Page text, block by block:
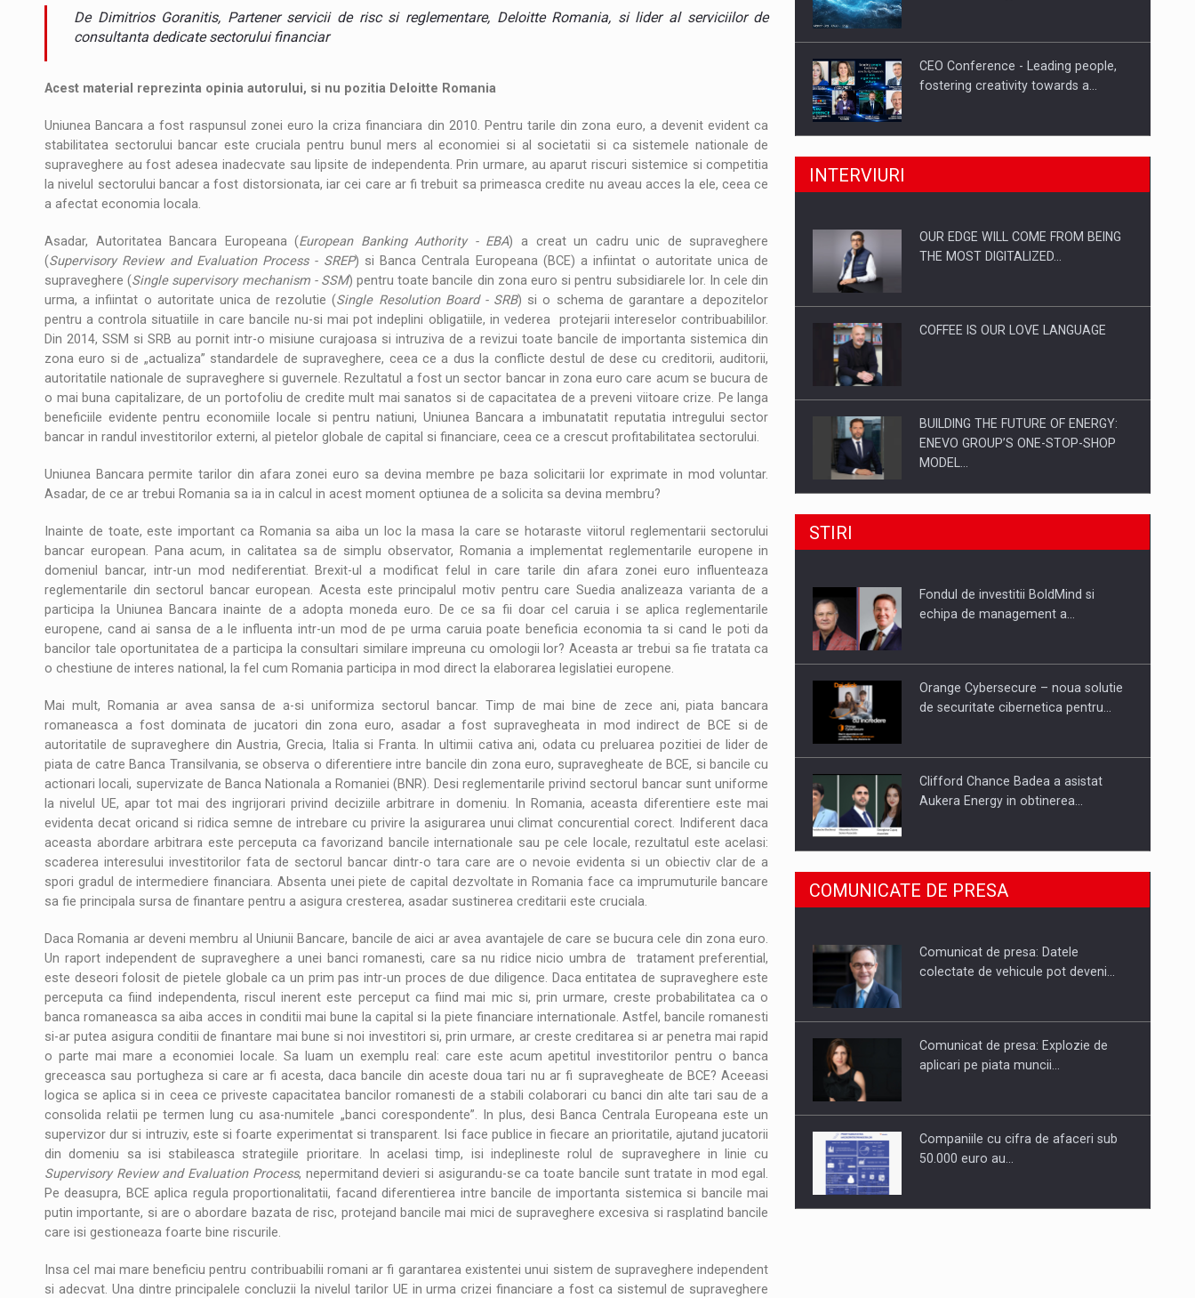
De Dimitrios Goranitis, Partener servicii de risc si reglementare, Deloitte Romania, si lider al serviciilor de
consultanta dedicate sectorului financiar
Acest material reprezinta opinia autorului, si nu pozitia Deloitte Romania
Uniunea Bancara a fost raspunsul zonei euro la criza financiara din 2010. Pentru tarile din zona euro, a devenit evident ca
stabilitatea sectorului bancar este cruciala pentru bunul mers al economiei si al societatii si ca sistemele nationale de
supraveghere au fost adesea inadecvate sau lipsite de independenta. Prin urmare, au aparut riscuri sistemice si competitia
la nivelul sectorului bancar a fost distorsionata, iar cei care ar fi trebuit sa primeasca credite nu aveau acces la ele, ceea ce
a afectat economia locala.
Asadar, Autoritatea Bancara Europeana (European Banking Authority - EBA) a creat un cadru unic de supraveghere
(Supervisory Review and Evaluation Process - SREP) si Banca Centrala Europeana (BCE) a infiintat o autoritate unica de
supraveghere (Single supervisory mechanism - SSM) pentru toate bancile din zona euro si pentru subsidiarele lor. In cele din
urma, a infiintat o autoritate unica de rezolutie (Single Resolution Board - SRB) si o schema de garantare a depozitelor
pentru a controla situatiile in care bancile nu-si mai pot indeplini obligatiile, in vederea protejarii intereselor contribuabililor.
Din 2014, SSM si SRB au pornit intr-o misiune curajoasa si intruziva de a revizui toate bancile de importanta sistemica din
zona euro si de „actualiza” standardele de supraveghere, ceea ce a dus la conflicte destul de dese cu creditorii, auditorii,
autoritatile nationale de supraveghere si guvernele. Rezultatul a fost un sector bancar in zona euro care acum se bucura de
o mai buna capitalizare, de un portofoliu de credite mult mai sanatos si de capacitatea de a preveni viitoare crize. Pe langa
beneficiile evidente pentru economiile locale si pentru natiuni, Uniunea Bancara a imbunatatit reputatia intregului sector
bancar in randul investitorilor externi, al pietelor globale de capital si financiare, ceea ce a crescut profitabilitatea sectorului.
Uniunea Bancara permite tarilor din afara zonei euro sa devina membre pe baza solicitarii lor exprimate in mod voluntar.
Asadar, de ce ar trebui Romania sa ia in calcul in acest moment optiunea de a solicita sa devina membru?
Inainte de toate, este important ca Romania sa aiba un loc la masa la care se hotaraste viitorul reglementarii sectorului
bancar european. Pana acum, in calitatea sa de simplu observator, Romania a implementat reglementarile europene in
domeniul bancar, intr-un mod nediferentiat. Brexit-ul a modificat felul in care tarile din afara zonei euro influenteaza
reglementarile din sectorul bancar european. Acesta este principalul motiv pentru care Suedia analizeaza varianta de a
participa la Uniunea Bancara inainte de a adopta moneda euro. De ce sa fii doar cel caruia i se aplica reglementarile
europene, cand ai sansa de a le influenta intr-un mod de pe urma caruia poate beneficia economia ta si cand le poti da
bancilor tale oportunitatea de a participa la consultari similare impreuna cu omologii lor? Aceasta ar trebui sa fie tratata ca
o chestiune de interes national, la fel cum Romania participa in mod direct la elaborarea legislatiei europene.
Mai mult, Romania ar avea sansa de a-si uniformiza sectorul bancar. Timp de mai bine de zece ani, piata bancara
romaneasca a fost dominata de jucatori din zona euro, asadar a fost supravegheata in mod indirect de BCE si de
autoritatile de supraveghere din Austria, Grecia, Italia si Franta. In ultimii cativa ani, odata cu preluarea pozitiei de lider de
piata de catre Banca Transilvania, se observa o diferentiere intre bancile din zona euro, supravegheate de BCE, si bancile cu
actionari locali, supervizate de Banca Nationala a Romaniei (BNR). Desi reglementarile privind sectorul bancar sunt uniforme
la nivelul UE, apar tot mai des ingrijorari privind deciziile arbitrare in domeniu. In Romania, aceasta diferentiere este mai
evidenta decat oricand si ridica semne de intrebare cu privire la asigurarea unui climat concurential corect. Indiferent daca
aceasta abordare arbitrara este perceputa ca favorizand bancile internationale sau pe cele locale, rezultatul este acelasi:
scaderea interesului investitorilor fata de sectorul bancar dintr-o tara care are o nevoie evidenta si un obiectiv clar de a
spori gradul de intermediere financiara. Absenta unei piete de capital dezvoltate in Romania face ca imprumuturile bancare
sa fie principala sursa de finantare pentru a asigura cresterea, asadar sustinerea creditarii este cruciala.
Daca Romania ar deveni membru al Uniunii Bancare, bancile de aici ar avea avantajele de care se bucura cele din zona euro.
Un raport independent de supraveghere a unei banci romanesti, care sa nu ridice nicio umbra de tratament preferential,
este deseori folosit de pietele globale ca un prim pas intr-un proces de due diligence. Daca entitatea de supraveghere este
perceputa ca fiind independenta, riscul inerent este perceput ca fiind mai mic si, prin urmare, creste probabilitatea ca o
banca romaneasca sa aiba acces in conditii mai bune la capital si la piete financiare internationale. Astfel, bancile romanesti
si-ar putea asigura conditii de finantare mai bune si noi investitori si, prin urmare, ar creste creditarea si ar penetra mai rapid
o parte mai mare a economiei locale. Sa luam un exemplu real: care este acum apetitul investitorilor pentru o banca
greceasca sau portugheza si care ar fi acesta, daca bancile din aceste doua tari nu ar fi supravegheate de BCE? Aceeasi
logica se aplica si in ceea ce priveste capacitatea bancilor romanesti de a stabili colaborari cu banci din alte tari sau de a
consolida relatii pe termen lung cu asa-numitele „banci corespondente”. In plus, desi Banca Centrala Europeana este un
supervizor dur si intruziv, este si foarte experimentat si transparent. Isi face publice in fiecare an prioritatile, ajutand jucatorii
din domeniu sa isi stabileasca strategiile prioritare. In acelasi timp, isi indeplineste rolul de supraveghere in linie cu
Supervisory Review and Evaluation Process, nepermitand devieri si asigurandu-se ca toate bancile sunt tratate in mod egal.
Pe deasupra, BCE aplica regula proportionalitatii, facand diferentierea intre bancile de importanta sistemica si bancile mai
putin importante, si are o abordare bazata de risc, protejand bancile mai mici de supraveghere excesiva si rasplatind bancile
care isi gestioneaza foarte bine riscurile.
Insa cel mai mare beneficiu pentru contribuabilii romani ar fi garantarea existentei unui sistem de supraveghere independent
si adecvat. Una dintre principalele concluzii la nivelul tarilor UE in urma crizei financiare a fost ca sistemul de supraveghere
CEO Conference - Leading people,
fostering creativity towards a…
CEO Conference - Shaping The
Webinar - Business Evolution-
INTERVIURI
OUR EDGE WILL COME FROM BEING
THE MOST DIGITALIZED…
COFFEE IS OUR LOVE LANGUAGE
BUILDING THE FUTURE OF ENERGY:
ENEVO GROUP’S ONE-STOP-SHOP
MODEL…
ROOTED IN ROMANIA, BUILT TO
PUTTING ROMANIAN CORPORATE
STIRI
Fondul de investitii BoldMind si
echipa de management a…
Orange Cybersecure – noua solutie
de securitate cibernetica pentru…
Clifford Chance Badea a asistat
Aukera Energy in obtinerea…
SAPTE PERSONALITATI DIN MEDIUL
DE AFACERI, ACADEMIC SI
Hard Enduro Piatra Craiului 2026,
COMUNICATE DE PRESA
Comunicat de presa: Datele
colectate de vehicule pot deveni…
Comunicat de presa: Explozie de
aplicari pe piata muncii…
Companiile cu cifra de afaceri sub
50.000 euro au…